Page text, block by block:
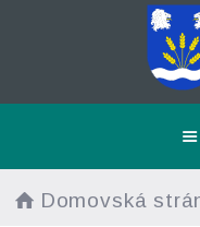
Domovská